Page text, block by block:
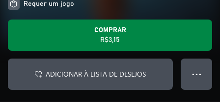
Requer um jogo
COMPRAR
R$3,15
ADICIONAR À LISTA DE DESEJOS ● ● ●